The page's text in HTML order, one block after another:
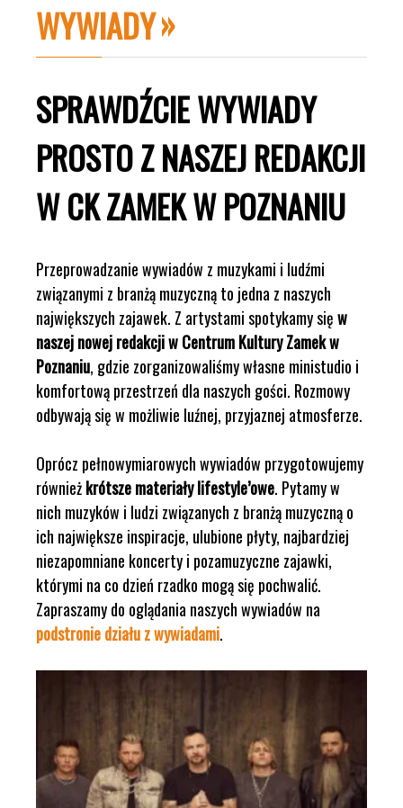
WYWIADY
SPRAWDŹCIE WYWIADY
PROSTO Z NASZEJ REDAKCJI
W CK ZAMEK W POZNANIU
Przeprowadzanie wywiadów z muzykami i ludźmi
związanymi z branżą muzyczną to jedna z naszych
największych zajawek. Z artystami spotykamy sięw
naszej nowej redakcji w Centrum Kultury Zamek w
Poznaniu, gdzie zorganizowaliśmy własne ministudio i
komfortową przestrzeń dla naszych gości. Rozmowy
odbywają się w możliwie luźnej, przyjaznej atmosferze.
Oprócz pełnowymiarowych wywiadów przygotowujemy
równieżkrótsze materiały lifestyle’owe. Pytamy w
nich muzyków i ludzi związanych z branżą muzyczną o
ich największe inspiracje, ulubione płyty, najbardziej
niezapomniane koncerty i pozamuzyczne zajawki,
którymi na co dzień rzadko mogą się pochwalić.
Zapraszamy do oglądania naszych wywiadów na
podstronie działu z wywiadami.